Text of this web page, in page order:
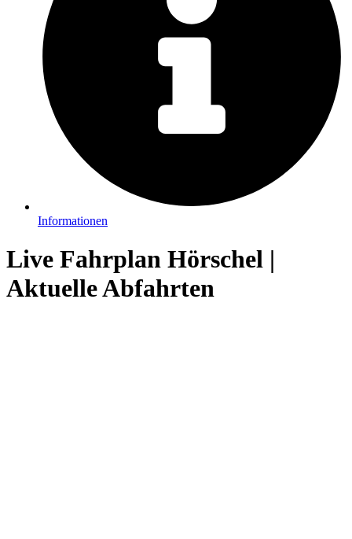
Informationen
Live Fahrplan Hörschel |
Aktuelle Abfahrten